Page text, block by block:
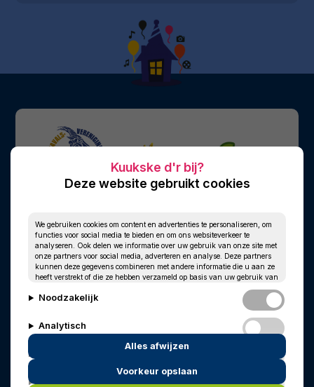
© 2010 - 2026PrivacyCookies
Deze website gebruikt cookies
We gebruiken cookies om content en advertenties te personaliseren, om
functies voor social media te bieden en om ons websiteverkeer te
analyseren. Ook delen we informatie over uw gebruik van onze site met
onze partners voor social media, adverteren en analyse. Deze partners
kunnen deze gegevens combineren met andere informatie die u aan ze
heeft verstrekt of die ze hebben verzameld op basis van uw gebruik van
Noodzakelijk
Analytisch
Marketing
Alles afwijzen
Voorkeur opslaan